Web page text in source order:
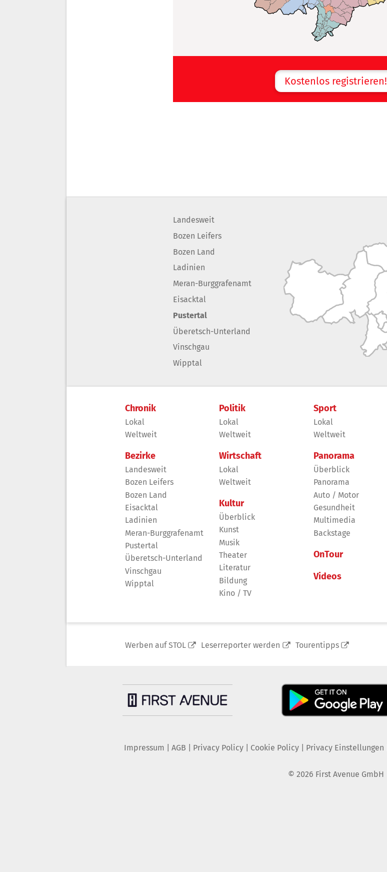
Kostenlos registrieren!
Landesweit
Bozen Leifers
Bozen Land
Ladinien
Meran-Burggrafenamt
Eisacktal
Pustertal
Überetsch-Unterland
Vinschgau
Wipptal
Chronik
Lokal
Weltweit
Bezirke
Landesweit
Bozen Leifers
Bozen Land
Eisacktal
Ladinien
Meran-Burggrafenamt
Pustertal
Überetsch-Unterland
Vinschgau
Wipptal
Politik
Lokal
Weltweit
Wirtschaft
Lokal
Weltweit
Kultur
Überblick
Kunst
Musik
Theater
Literatur
Bildung
Kino / TV
Sport
Lokal
Weltweit
Panorama
Überblick
Panorama
Auto / Motor
Gesundheit
Multimedia
Backstage
OnTour
Videos
Werben auf STOL Leserreporter werden Tourentipps
Impressum AGB Privacy Policy| Cookie Policy| Privacy Einstellungen
© 2026 First Avenue GmbH